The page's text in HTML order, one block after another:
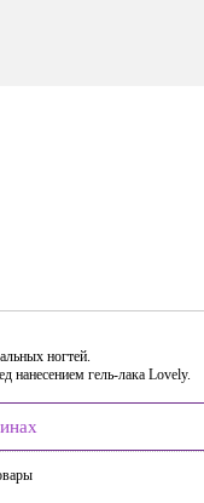
ногтей.
нанесением гель-лака Lovely.